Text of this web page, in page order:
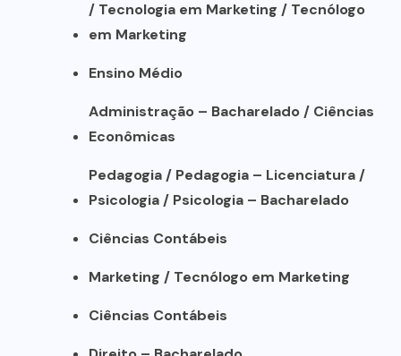
/ Tecnologia em Marketing / Tecnólogo
em Marketing
Ensino Médio
Administração – Bacharelado / Ciências
Econômicas
Pedagogia / Pedagogia – Licenciatura /
Psicologia / Psicologia – Bacharelado
Ciências Contábeis
Marketing / Tecnólogo em Marketing
Ciências Contábeis